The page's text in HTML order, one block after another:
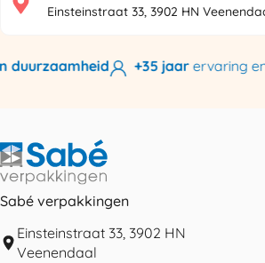
Einsteinstraat 33, 3902 HN
+35 jaarervaring en
Sabé verpakkingen
Einsteinstraat 33, 3902 HN
Veenendaal